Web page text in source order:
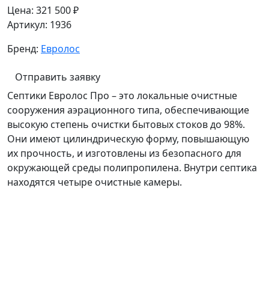
Цена: 321 500 ₽
Артикул: 1936
Бренд: Евролос
Отправить заявку
Септики Евролос Про – это локальные очистные
сооружения аэрационного типа, обеспечивающие
высокую степень очистки бытовых стоков до 98%.
Они имеют цилиндрическую форму, повышающую
их прочность, и изготовлены из безопасного для
окружающей среды полипропилена. Внутри септика
находятся четыре очистные камеры.